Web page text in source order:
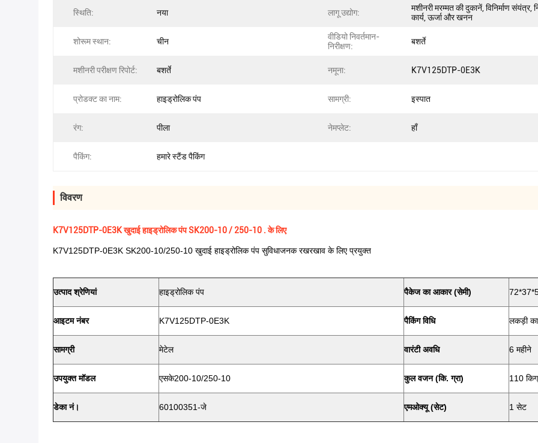
स्थि‍ति: नया लागू उद्योग:
मशीनरी मरम्मत की दुकानें, विनिर्माण संयंत्र,
कार्य, ऊर्जा और खनन
शोरूम स्थान: चीन
वीडियो निवर्तमान-
निरीक्षण:
बशर्ते
मशीनरी परीक्षण रिपोर्ट: बशर्ते नमूना: K7V125DTP-0E3K
प्रोडक्ट का नाम: हाइड्रोलिक पंप सामग्री: इस्पात
रंग: पीला नेमप्लेट: हाँ
पैकिंग: हमारे स्टैंड पैकिंग
विवरण
K7V125DTP-0E3K खुदाई हाइड्रोलिक पंप SK200-10 / 250-10 . के लिए
K7V125DTP-0E3K SK200-10/250-10 खुदाई हाइड्रोलिक पंप सुविधाजनक रखरखाव के लिए प्रयुक्त
उत्पाद श्रेणियां हाइड्रोलिक पंप पैकेज का आकार (सेमी)
आइटम नंबर K7V125DTP-0E3K पैकिंग विधि लकड़ी
सामग्री मेटेल वारंटी अवधि 6 महीने
उपयुक्त मॉडल एसके200-10/250-10 कुल वजन (कि. ग्रा) 110
डेका नं। 60100351-जे एमओक्यू (सेट) 1 सेट